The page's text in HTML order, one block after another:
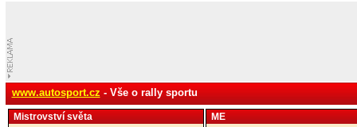
www.autosport.cz - Vše o rally sportu
Mistrovství­ světa ME